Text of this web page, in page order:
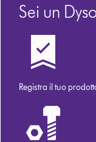
Sei un
Registra il tuo